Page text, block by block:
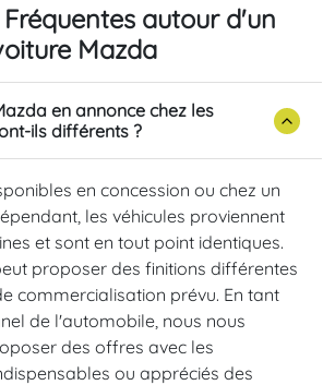
autour d'un
Mazda
en annonce chez les
ils différents ?
en concession ou chez un
les véhicules proviennent
et sont en tout point identiques.
proposer des finitions différentes
commercialisation prévu. En tant
de l'automobile, nous nous
des offres avec les
ou appréciés des